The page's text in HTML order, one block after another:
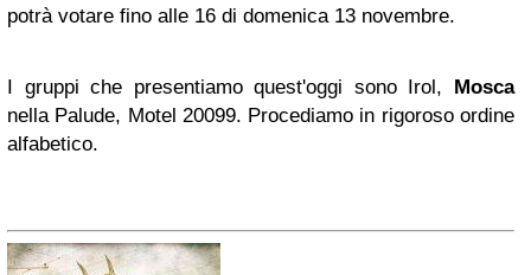
potrà votare fino alle 16 di domenica 13 novembre.
I gruppi che presentiamo quest'oggi sono Irol, Mosca
nella Palude, Motel 20099. Procediamo in rigoroso ordine
alfabetico.